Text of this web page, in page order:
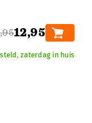
12,95
zaterdag in huis